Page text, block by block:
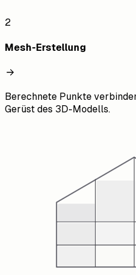
2
Mesh-Erstellung
Berechnete Punkte
Gerüst des 3D-Modells.